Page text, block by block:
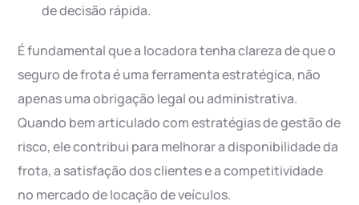
de decisão rápida.
É fundamental que a locadora tenha clareza de que o
seguro de frota é uma ferramenta estratégica, não
apenas uma obrigação legal ou administrativa.
Quando bem articulado com estratégias de gestão de
risco, ele contribui para melhorar a disponibilidade da
frota, a satisfação dos clientes e a competitividade
no mercado de locação de veículos.